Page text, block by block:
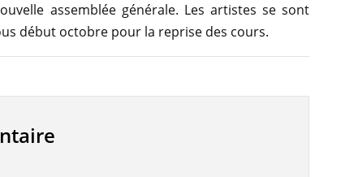
assemblée générale. Les artistes se sont
début octobre pour la reprise des cours.